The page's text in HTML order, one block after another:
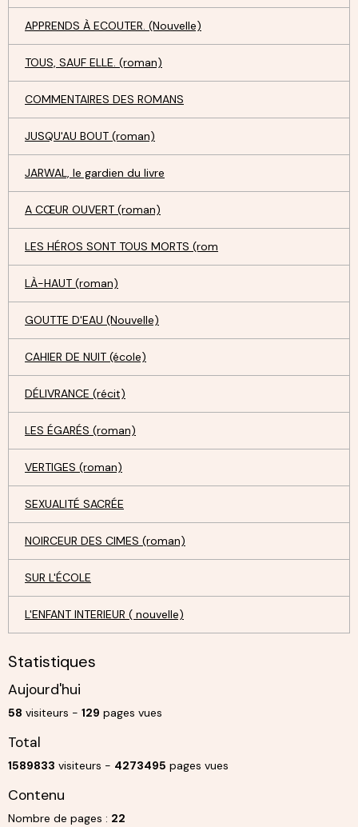
APPRENDS À ECOUTER. (Nouvelle)
TOUS, SAUF ELLE. (roman)
COMMENTAIRES DES ROMANS
JUSQU'AU BOUT (roman)
JARWAL, le gardien du livre
A CŒUR OUVERT (roman)
LES HÉROS SONT TOUS MORTS (rom
LÀ-HAUT (roman)
GOUTTE D'EAU (Nouvelle)
CAHIER DE NUIT (école)
DÉLIVRANCE (récit)
LES ÉGARÉS (roman)
VERTIGES (roman)
SEXUALITÉ SACRÉE
NOIRCEUR DES CIMES (roman)
SUR L'ÉCOLE
L'ENFANT INTERIEUR ( nouvelle)
Statistiques
Aujourd'hui
58 visiteurs - 129 pages vues
Total
1589833 visiteurs - 4273495 pages vues
Contenu
Nombre de pages : 22